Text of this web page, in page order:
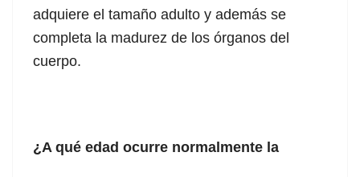
adquiere el tamaño adulto y además se
completa la madurez de los órganos del
cuerpo.
¿A qué edad ocurre normalmente la